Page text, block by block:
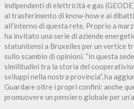
indipendenti di elettricità e gas
al trasferimento di know-how e ai
all’interno di questa rete. Proprio a
ha invitato una serie di aziende
statunitensi a Bruxelles per un vertice
sullo scambio di opinioni. “In questa
similitudini tra la storia del
sviluppi nella nostra provincia”, ha
Guardare oltre i propri confini: anche
promuovere un pensiero globale per